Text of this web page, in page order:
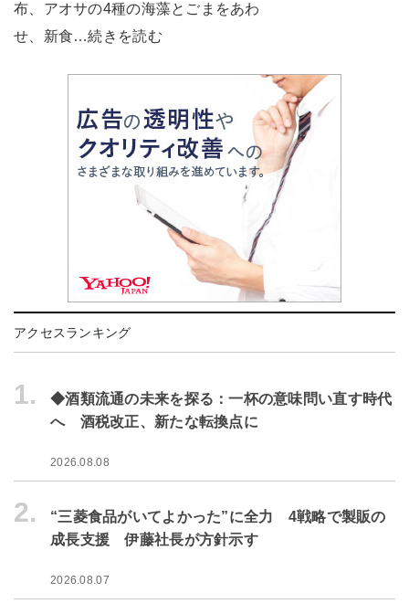
布、アオサの4種の海藻とごまをあわ
せ、新食…続きを読む
アクセスランキング
1.
◆酒類流通の未来を探る：一杯の意味問い直す時代
へ 酒税改正、新たな転換点に
2026.08.08
2.
“三菱食品がいてよかった”に全力 4戦略で製販の
成長支援 伊藤社長が方針示す
2026.08.07